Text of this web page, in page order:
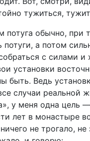
тужиться,
потуга обычно,
а потом
с силами
установки
быть. Ведь
случаи реальной
у меня одна цель
лет в монастыре
не трогало,